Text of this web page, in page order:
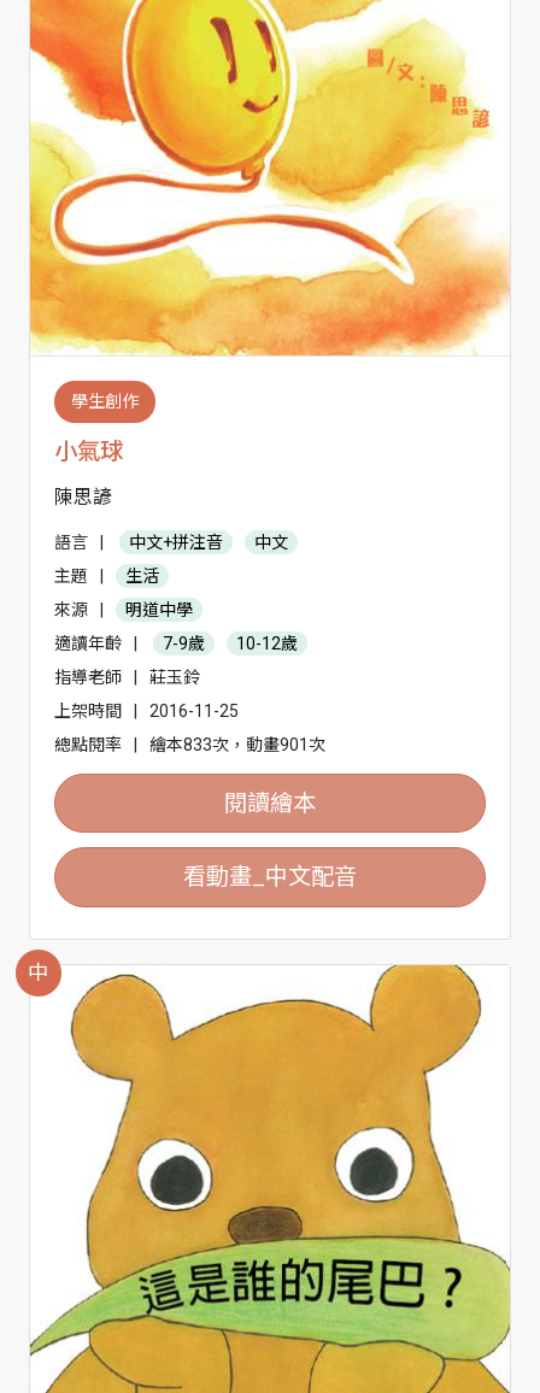
學生創作
小氣球
陳思諺
語言 中文+拼注音
中文
主題
生活
來源
明道中學
適讀年齡
7-9歲
10-12歲
指導老師
莊玉鈴
上架時間
2016-11-25
總點閱率
繪本833次，動畫901次
閱讀繪本
看動畫_中文配音
中